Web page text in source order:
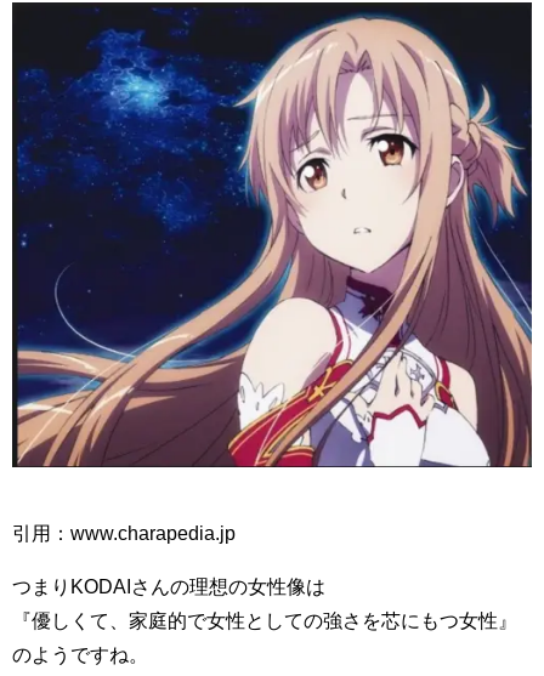
引用：www.charapedia.jp
つまりKODAIさんの理想の女性像は
『優しくて、家庭的で女性としての強さを芯にもつ女性』
のようですね。